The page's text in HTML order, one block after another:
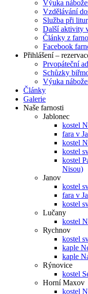
Výuka
Vzdělávání
Služba při
Další aktivity
Články z
Facebook
Přihlášení –
Prvopáteční
Schůzky
Výuka
Články
Galerie
Naše farnosti
Jablonec
kostel
fara v
kostel
kostel
kostel
Nisou)
Janov
kostel
fara v
kostel
Lučany
kostel
Rychnov
kostel
kaple
kaple
Rýnovice
kostel
Horní Maxov
kostel